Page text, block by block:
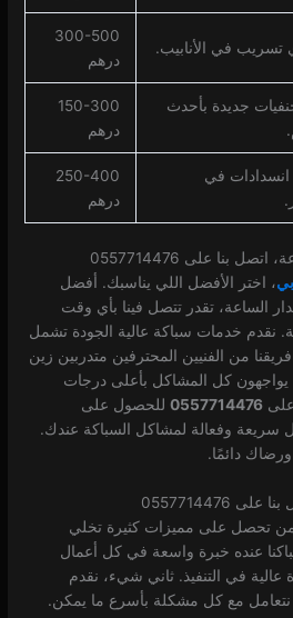
تسريب في الأنابيب.
300-500
درهم
جديدة بأحدث
150-300
درهم
انسدادات في
250-400
درهم
، اختر الأفضل اللي يناسبك. أفضل
الساعة، تقدر تتصل فينا بأي وقت
نقدم خدمات سباكة عالية الجودة تشمل
من الفنيين المحترفين متدربين زين
يواجهون كل المشاكل بأعلى درجات
على0557714476 للحصول على
سريعة وفعالة لمشاكل السباكة عندك.
دائمًا.
تحصل على مميزات كثيرة تخلي
عنده خبرة واسعة في كل أعمال
في التنفيذ. ثاني شيء، نقدم
مع كل مشكلة بأسرع ما يمكن.